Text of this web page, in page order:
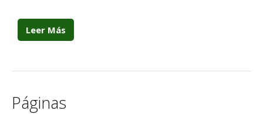
Leer Más
Páginas